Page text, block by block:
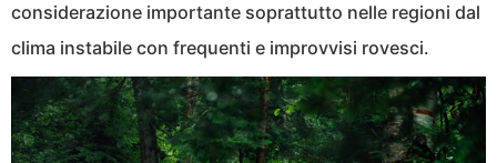
considerazione importante soprattutto nelle regioni dal
clima instabile con frequenti e improvvisi rovesci.